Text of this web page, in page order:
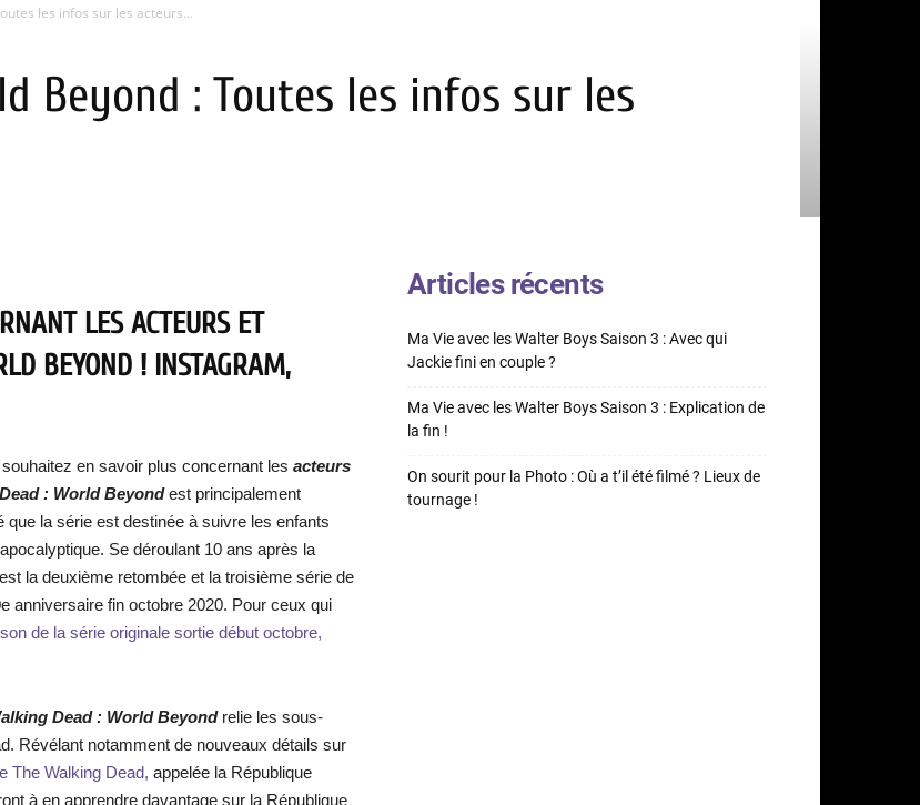
les infos sur les acteurs...
Beyond : Toutes les infos sur les
LES ACTEURS ET
BEYOND ! INSTAGRAM,
en savoir plus concernant les acteurs
: World Beyondest principalement
que la série est destinée à suivre les enfants
Se déroulant 10 ans après la
est la deuxième retombée et la troisième série de
anniversaire fin octobre 2020. Pour ceux qui
de la série originale sortie début octobre,
Dead : World Beyondrelie les sous-
Révélant notamment de nouveaux détails sur
The Walking Dead, appelée la République
à en apprendre davantage sur la République
Articles récents
Ma Vie avec les Walter Boys Saison 3 : Avec qui
Jackie fini en couple ?
Ma Vie avec les Walter Boys Saison 3 : Explication de
la fin !
On sourit pour la Photo : Où a t’il été filmé ? Lieux de
tournage !